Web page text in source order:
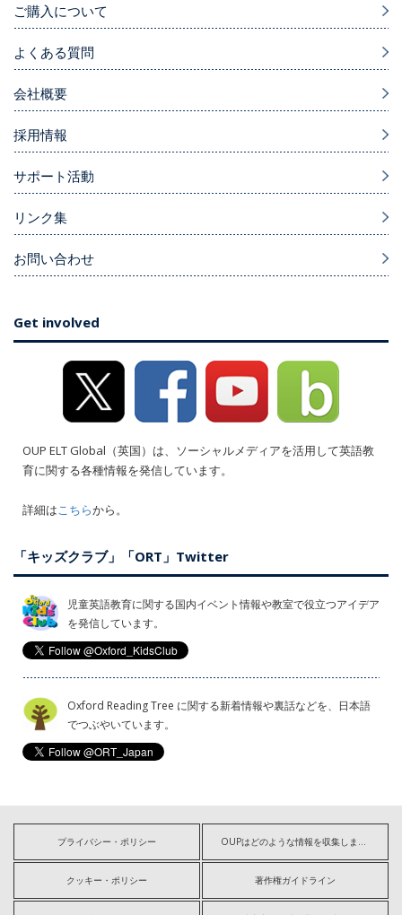
ご購入について
よくある質問
会社概要
採用情報
サポート活動
リンク集
お問い合わせ
Get involved
OUP ELT Global（英国）は、ソーシャルメディアを活用して英語教
育に関する各種情報を発信しています。
詳細は こちらから。
「キッズクラブ」「ORT」Twitter
児童英語教育に関する国内イベント情報や教室で役立つアイデア
を発信しています。
Oxford Reading Tree に関する新着情報や裏話などを、日本語
でつぶやいています。
プライバシー・ポリシー
クッキー・ポリシー 著作権ガイドライン